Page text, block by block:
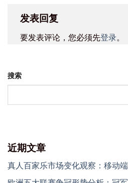
发表回复
要发表评论，您必须先登录。
搜索
近期文章
真人百家乐市场变化观察：移动